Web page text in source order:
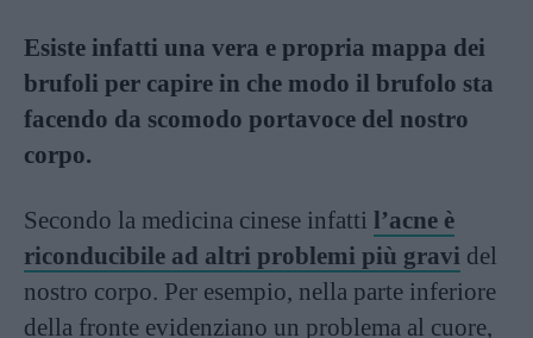
Esiste infatti una vera e propria mappa dei
brufoli per capire in che modo il brufolo sta
facendo da scomodo portavoce del nostro
corpo.
Secondo la medicina cinese infatti l’acne è
riconducibile ad altri problemi più gravi del
nostro corpo. Per esempio, nella parte inferiore
della fronte evidenziano un problema al cuore,